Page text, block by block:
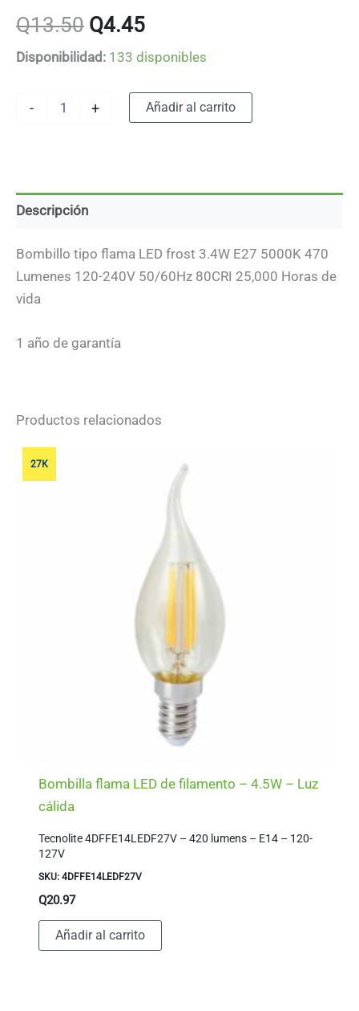
Q13.50 El
precio
original
Q4.45El
precio
actual
es:
Disponibilidad: 133 disponibles
-
3.4W
-
Frost
cantidad
+ Añadir al carrito
Descripción
Bombillo tipo flama LED frost 3.4W E27 5000K 470
Lumenes 120-240V 50/60Hz 80CRI 25,000 Horas de
vida
1 año de garantía
Productos relacionados
27K
Bombilla flama LED de filamento – 4.5W – Luz
cálida
Tecnolite 4DFFE14LEDF27V – 420 lumens – E14 – 120-
127V
SKU: 4DFFE14LEDF27V
Q20.97
Añadir al carrito